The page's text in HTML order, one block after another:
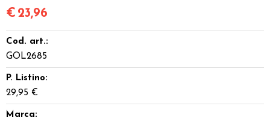
€ 23,96
Cod. art.:
GOL2685
P. Listino:
29,95 €
Marca: